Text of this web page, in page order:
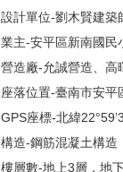
設計單位-劉木賢建築
業主-安平區新南國民
營造廠-允誠營造、高
座落位置-臺南市安平
GPS座標-北緯
構造-鋼筋混凝土構造
樓層數-地上3層，地